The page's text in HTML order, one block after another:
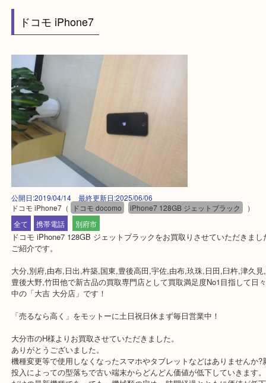
HOME
ドコモ iPhone7
公開日:2019/04/14 最終更新日:2025/06/06
ドコモ iPhone7（ ドコモ docomo iPhone7 128GB ジェットブラック
全て
携帯電話 別府市
ドコモ iPhone7 128GB ジェットブラックをお買取りさせていただ
大分,別府,由布,日出,杵築,国東,豊後高田,宇佐,由布,玖珠,日田,臼杵,
豊後大野,竹田他で新古品の買取専門店として買取満足度No1目指し
中の「大吉 大分店」です！